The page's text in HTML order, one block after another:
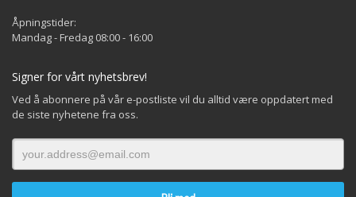
Åpningstider:
Mandag - Fredag 08:00 - 16:00
Signer for vårt nyhetsbrev!
Ved å abonnere på vår e-postliste vil du alltid være oppdatert med
de siste nyhetene fra oss.